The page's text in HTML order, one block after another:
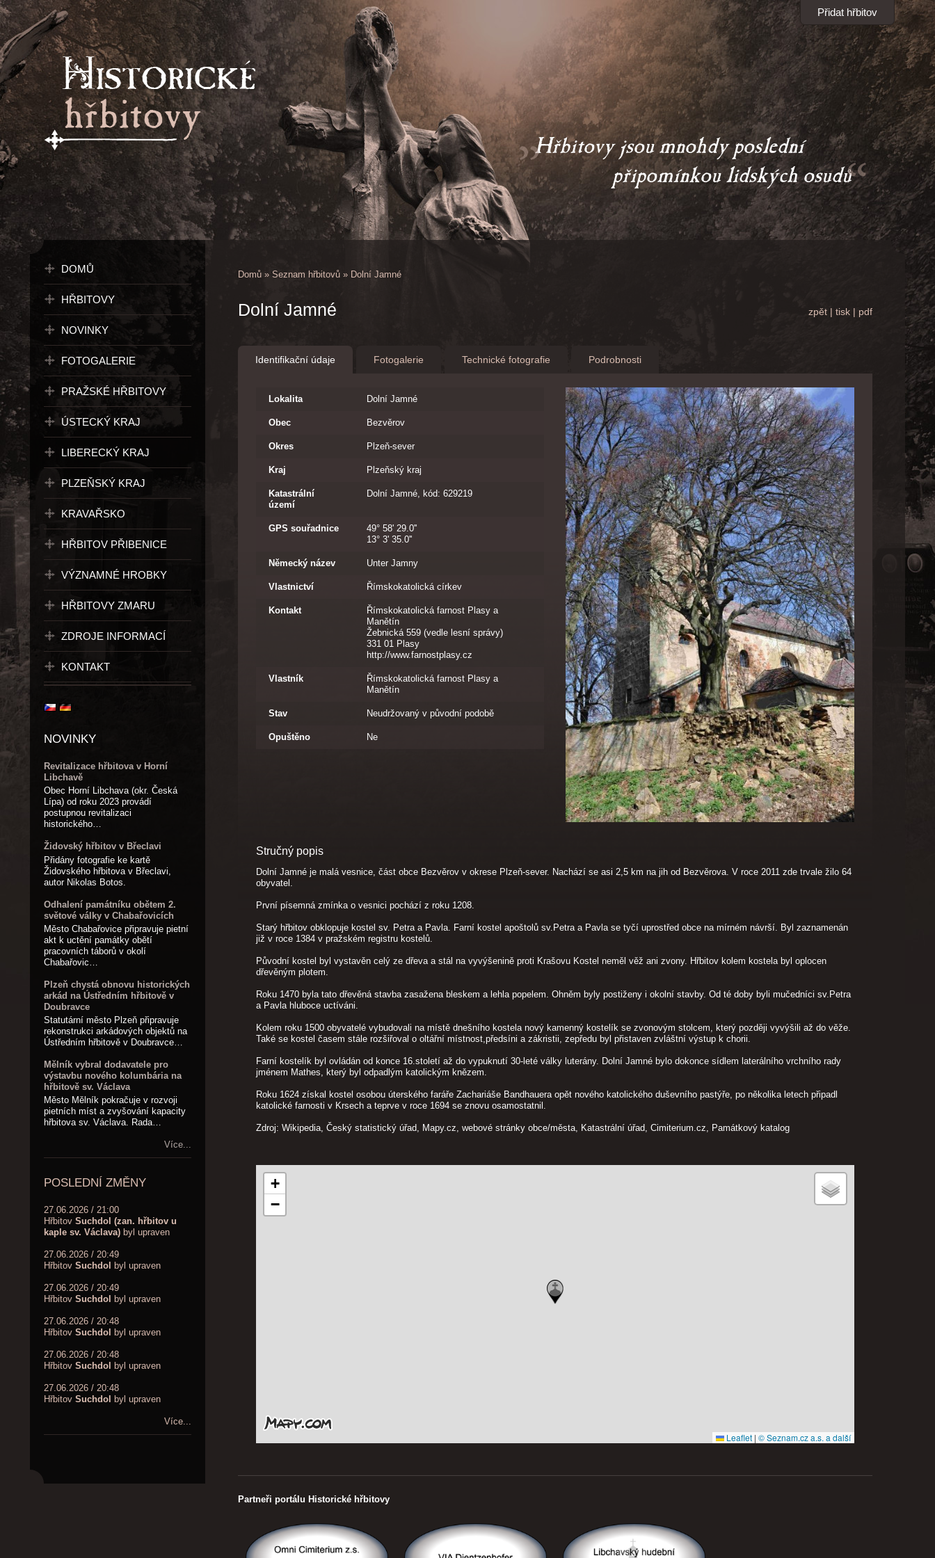
Hřbitovy jsou mnohdy poslední
                připomínkou lidských osudů
Přidat hřbitov
DOMŮ
HŘBITOVY
NOVINKY
FOTOGALERIE
PRAŽSKÉ HŘBITOVY
ÚSTECKÝ KRAJ
LIBERECKÝ KRAJ
PLZEŇSKÝ KRAJ
KRAVAŘSKO
HŘBITOV PŘIBENICE
VÝZNAMNÉ HROBKY
HŘBITOVY ZMARU
ZDROJE INFORMACÍ
KONTAKT
NOVINKY
Revitalizace hřbitova v Horní
Libchavě
Obec Horní Libchava (okr. Česká
Lípa) od roku 2023 provádí
postupnou revitalizaci
historického…
Židovský hřbitov v Břeclavi
Přidány fotografie ke kartě
Židovského hřbitova v Břeclavi,
autor Nikolas Botos.
Odhalení památníku obětem 2.
světové války v Chabařovicích
Město Chabařovice připravuje pietní
akt k uctění památky obětí
pracovních táborů v okolí
Chabařovic…
Plzeň chystá obnovu historických
arkád na Ústředním hřbitově v
Doubravce
Statutární město Plzeň připravuje
rekonstrukci arkádových objektů na
Ústředním hřbitově v Doubravce…
Mělník vybral dodavatele pro
výstavbu nového kolumbária na
hřbitově sv. Václava
Město Mělník pokračuje v rozvoji
pietních míst a zvyšování kapacity
hřbitova sv. Václava. Rada…
Více...
POSLEDNÍ ZMĚNY
27.06.2026 / 21:00
Hřbitov Suchdol (zan. hřbitov u
kaple sv. Václava) byl upraven
27.06.2026 / 20:49
Hřbitov Suchdol byl upraven
27.06.2026 / 20:49
Hřbitov Suchdol byl upraven
27.06.2026 / 20:48
Hřbitov Suchdol byl upraven
27.06.2026 / 20:48
Hřbitov Suchdol byl upraven
27.06.2026 / 20:48
Hřbitov Suchdol byl upraven
Více...
Domů » Seznam hřbitovů »Dolní Jamné
Dolní Jamné zpět| tisk| pdf
Identifikační údaje Fotogalerie Technické fotografie Podrobnosti
Lokalita Dolní Jamné
Obec Bezvěrov
Okres Plzeň-sever
Kraj Plzeňský kraj
Katastrální
území
Dolní Jamné, kód: 629219
GPS souřadnice
49° 58' 29.0''
13° 3' 35.0''
Německý název Unter Jamny
Vlastnictví Římskokatolická církev
Kontakt
Římskokatolická farnost Plasy a
Manětín
Žebnická 559 (vedle lesní správy)
331 01 Plasy
http://www.farnostplasy.cz
Vlastník
Římskokatolická farnost Plasy a
Manětín
Stav Neudržovaný v původní podobě
Opuštěno Ne
Stručný popis
Dolní Jamné je malá vesnice, část obce Bezvěrov v okrese Plzeň-sever. Nachází se asi 2,5 km na jih od Bezvěrova. V roce 2011 zde trvale žilo 64
obyvatel.
První písemná zmínka o vesnici pochází z roku 1208.
Starý hřbitov obklopuje kostel sv. Petra a Pavla. Farní kostel apoštolů sv.Petra a Pavla se tyčí uprostřed obce na mírném návrší. Byl zaznamenán
již v roce 1384 v pražském registru kostelů.
Původní kostel byl vystavěn celý ze dřeva a stál na vyvýšenině proti Krašovu Kostel neměl věž ani zvony. Hřbitov kolem kostela byl oplocen
dřevěným plotem.
Roku 1470 byla tato dřevěná stavba zasažena bleskem a lehla popelem. Ohněm byly postiženy i okolní stavby. Od té doby byli mučedníci sv.Petra
a Pavla hluboce uctíváni.
Kolem roku 1500 obyvatelé vybudovali na místě dnešního kostela nový kamenný kostelík se zvonovým stolcem, který později vyvýšili až do věže.
Také se kostel časem stále rozšiřoval o oltářní místnost,předsíni a zákristii, zepředu byl přistaven zvláštní výstup k chorii.
Farní kostelík byl ovládán od konce 16.století až do vypuknutí 30-leté války luterány. Dolní Jamné bylo dokonce sídlem laterálního vrchního rady
jménem Mathes, který byl odpadlým katolickým knězem.
Roku 1624 získal kostel osobou úterského faráře Zachariáše Bandhauera opět nového katolického duševního pastýře, po několika letech připadl
katolické farnosti v Krsech a teprve v roce 1694 se znovu osamostatnil.
Zdroj: Wikipedia, Český statistický úřad, Mapy.cz, webové stránky obce/města, Katastrální úřad, Cimiterium.cz, Památkový katalog
+
−
Leaflet | © Seznam.cz a.s. a další
Partneři portálu Historické hřbitovy